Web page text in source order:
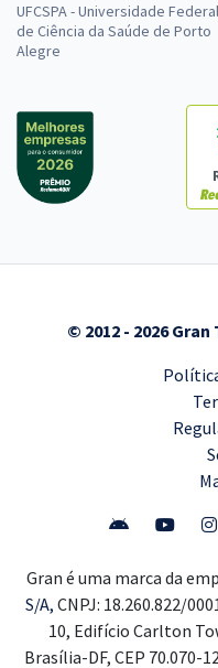
UFCSPA - Universidade Federal
de Ciência da Saúde de Porto
Alegre
© 2012 - 2026
Gran é uma marca da
S/A, CNPJ: 18.260.822/
10, Edifício Carlton
Brasília-DF, CEP 70.070-